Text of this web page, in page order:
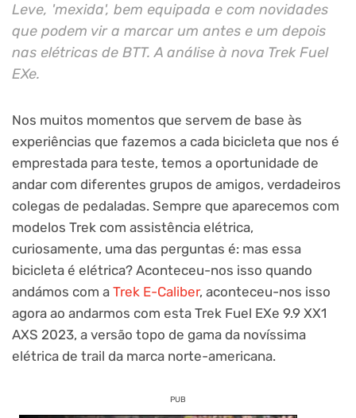
Leve, 'mexida', bem equipada e com novidades
que podem vir a marcar um antes e um depois
nas elétricas de BTT. A análise à nova Trek Fuel
EXe.
Nos muitos momentos que servem de base às
experiências que fazemos a cada bicicleta que nos é
emprestada para teste, temos a oportunidade de
andar com diferentes grupos de amigos, verdadeiros
colegas de pedaladas. Sempre que aparecemos com
modelos Trek com assistência elétrica,
curiosamente, uma das perguntas é: mas essa
bicicleta é elétrica? Aconteceu-nos isso quando
andámos com a Trek E-Caliber, aconteceu-nos isso
agora ao andarmos com esta Trek Fuel EXe 9.9 XX1
AXS 2023, a versão topo de gama da novíssima
elétrica de trail da marca norte-americana.
PUB